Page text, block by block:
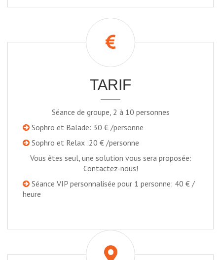
TARIF
Séance de groupe, 2 à 10 personnes
Sophro et Balade: 30 € /personne
Sophro et Relax :20 € /personne
Vous êtes seul, une solution vous sera proposée:
Contactez-nous!
Séance VIP personnalisée pour 1 personne: 40 € /
heure